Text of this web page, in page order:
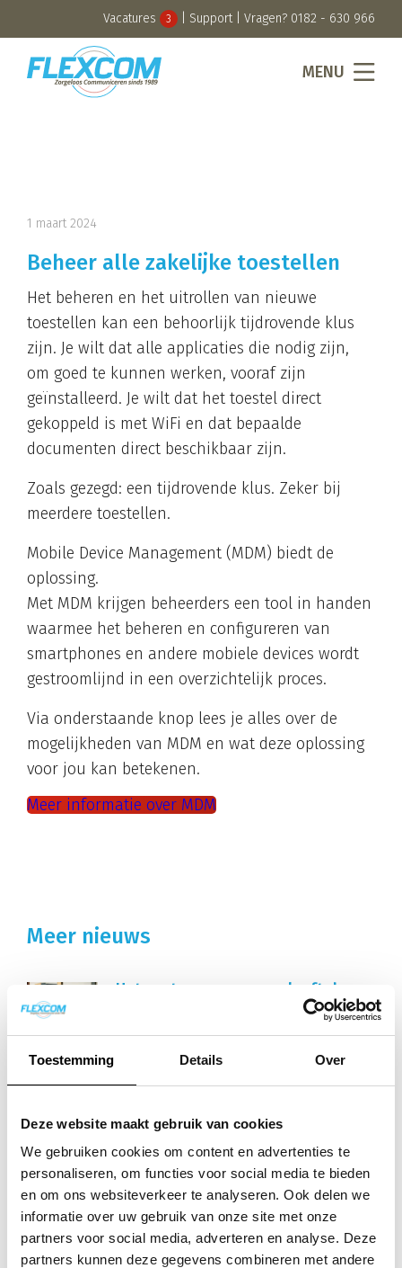
Toestemming Details Over
Deze website maakt gebruik van cookies
We gebruiken cookies om content en advertenties te
personaliseren, om functies voor social media te bieden
en om ons websiteverkeer te analyseren. Ook delen we
informatie over uw gebruik van onze site met onze
partners voor social media, adverteren en analyse. Deze
partners kunnen deze gegevens combineren met andere
Vacatures 3 Support| Vragen? 0182 - 630 966
MENU
1 maart 2024
Beheer alle zakelijke toestellen
Het beheren en het uitrollen van nieuwe
toestellen kan een behoorlijk tijdrovende klus
zijn. Je wilt dat alle applicaties die nodig zijn,
om goed te kunnen werken, vooraf zijn
geïnstalleerd. Je wilt dat het toestel direct
gekoppeld is met WiFi en dat bepaalde
documenten direct beschikbaar zijn.
Zoals gezegd: een tijdrovende klus. Zeker bij
meerdere toestellen.
Mobile Device Management (MDM) biedt de
oplossing.
Met MDM krijgen beheerders een tool in handen
waarmee het beheren en configureren van
smartphones en andere mobiele devices wordt
gestroomlijnd in een overzichtelijk proces.
Via onderstaande knop lees je alles over de
mogelijkheden van MDM en wat deze oplossing
voor jou kan betekenen.
Meer informatie over MDM
Meer nieuws
Het vaste nummer overleeft de
regelmatig het nieuws als het gaat
oude telefoonnetwerken uitgezet,...
Galaxy Unpacked gemist?
Galaxy Unpacked gemist? Dit moet
je weten als zakelijke gebruiker
Samsung heeft gisteren tijdens